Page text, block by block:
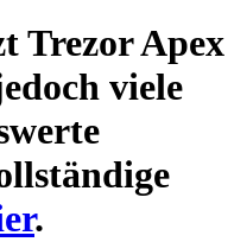
TrezorApex
viele
.